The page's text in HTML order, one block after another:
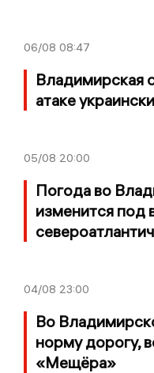
06/08 08:47
Владимирская
атаке
05/08 20:00
Погода во
изменится под
04/08 23:00
Во
норму дорогу,
«Мещёра»